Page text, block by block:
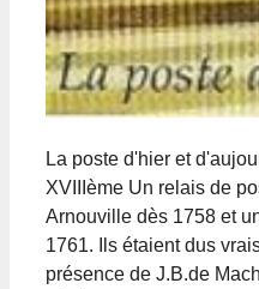
La poste d'hier et
XVIIIème Un relais de
Arnouville dès 1758 et
1761. Ils étaient dus
présence de J.B.de